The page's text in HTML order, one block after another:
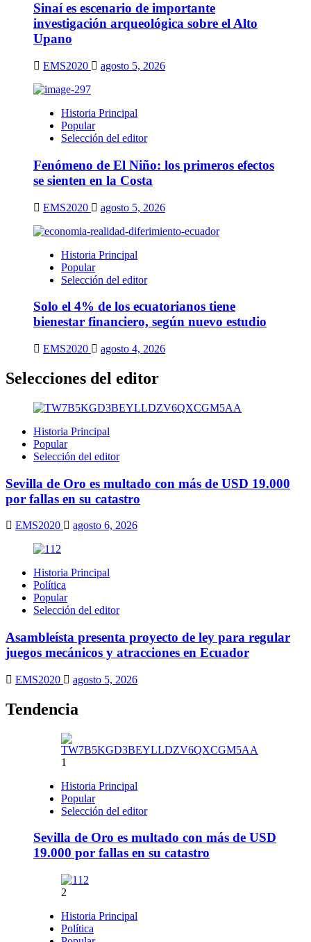
Sinaí es escenario de importante
investigación arqueológica sobre el Alto
Upano
EMS2020 agosto 5, 2026
Historia Principal
Popular
Selección del editor
Fenómeno de El Niño: los primeros efectos
se sienten en la Costa
EMS2020 agosto 5, 2026
Historia Principal
Popular
Selección del editor
Solo el 4% de los ecuatorianos tiene
bienestar financiero, según nuevo estudio
EMS2020 agosto 4, 2026
Selecciones del editor
Historia Principal
Popular
Selección del editor
Sevilla de Oro es multado con más de USD 19.000
por fallas en su catastro
EMS2020 agosto 6, 2026
Historia Principal
Política
Popular
Selección del editor
Asambleísta presenta proyecto de ley para regular
juegos mecánicos y atracciones en Ecuador
EMS2020 agosto 5, 2026
Tendencia
1
Historia Principal
Popular
Selección del editor
Sevilla de Oro es multado con más de USD
19.000 por fallas en su catastro
2
Historia Principal
Política